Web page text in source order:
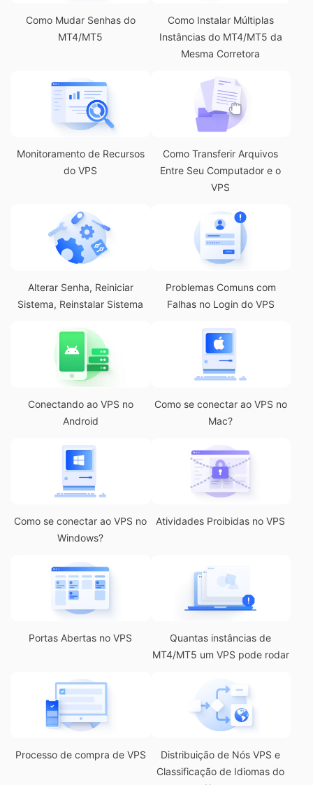
Como Mudar Senhas do
MT4/MT5
Como Instalar Múltiplas
Instâncias do MT4/MT5 da
Mesma Corretora
Monitoramento de Recursos
do VPS
Como Transferir Arquivos
Entre Seu Computador e o
VPS
Alterar Senha, Reiniciar
Sistema, Reinstalar Sistema
Problemas Comuns com
Falhas no Login do VPS
Conectando ao VPS no
Android
Como se conectar ao VPS no
Mac?
Como se conectar ao VPS no
Windows?
Atividades Proibidas no VPS
Portas Abertas no VPS
Quantas instâncias de
MT4/MT5 um VPS pode rodar
Processo de compra de VPS
Distribuição de Nós VPS e
Classificação de Idiomas do